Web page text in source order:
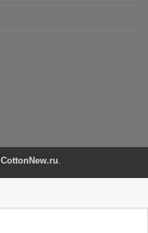
CottonNew.ru.